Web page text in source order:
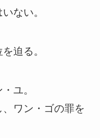
ない。
迫る。
ユ。
ワン・ゴの罪を